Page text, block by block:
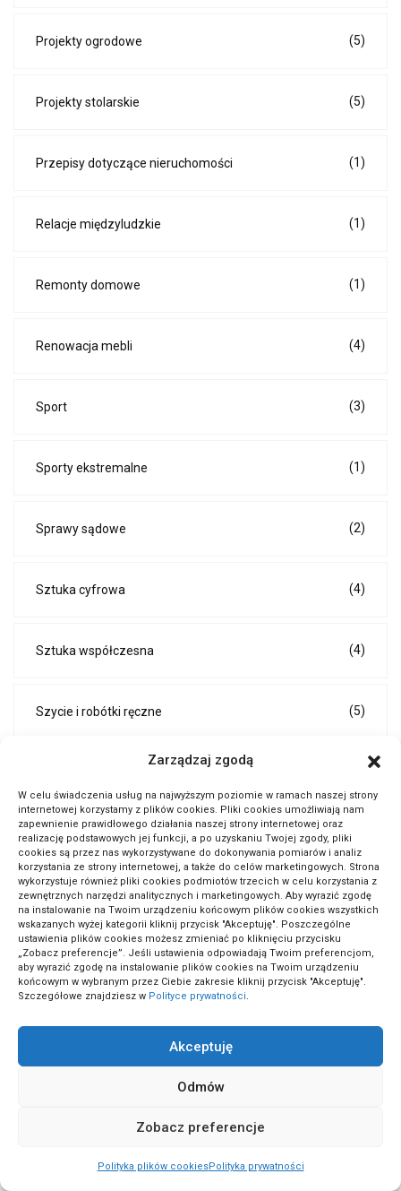
Zarządzaj zgodą
W celu świadczenia usług na najwyższym poziomie w ramach naszej strony
internetowej korzystamy z plików cookies. Pliki cookies umożliwiają nam
zapewnienie prawidłowego działania naszej strony internetowej oraz
realizację podstawowych jej funkcji, a po uzyskaniu Twojej zgody, pliki
cookies są przez nas wykorzystywane do dokonywania pomiarów i analiz
korzystania ze strony internetowej, a także do celów marketingowych. Strona
wykorzystuje również pliki cookies podmiotów trzecich w celu korzystania z
zewnętrznych narzędzi analitycznych i marketingowych. Aby wyrazić zgodę
na instalowanie na Twoim urządzeniu końcowym plików cookies wszystkich
wskazanych wyżej kategorii kliknij przycisk "Akceptuję". Poszczególne
ustawienia plików cookies możesz zmieniać po kliknięciu przycisku
„Zobacz preferencje”. Jeśli ustawienia odpowiadają Twoim preferencjom,
aby wyrazić zgodę na instalowanie plików cookies na Twoim urządzeniu
końcowym w wybranym przez Ciebie zakresie kliknij przycisk "Akceptuję".
Szczegółowe znajdziesz w Polityce prywatności.
Akceptuję
Odmów
Zobacz preferencje
Polityka plików cookiesPolityka prywatności
Projekty ogrodowe (5)
Projekty stolarskie (5)
Przepisy dotyczące nieruchomości (1)
Relacje międzyludzkie (1)
Remonty domowe (1)
Renowacja mebli (4)
Sport (3)
Sporty ekstremalne (1)
Sprawy sądowe (2)
Sztuka cyfrowa (4)
Sztuka współczesna (4)
Szycie i robótki ręczne (5)
Technologia (6)
Technologia i innowacje (1)
Tenis (1)